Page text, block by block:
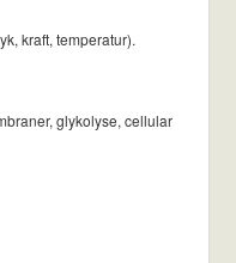
kraft, temperatur).
glykolyse, cellular